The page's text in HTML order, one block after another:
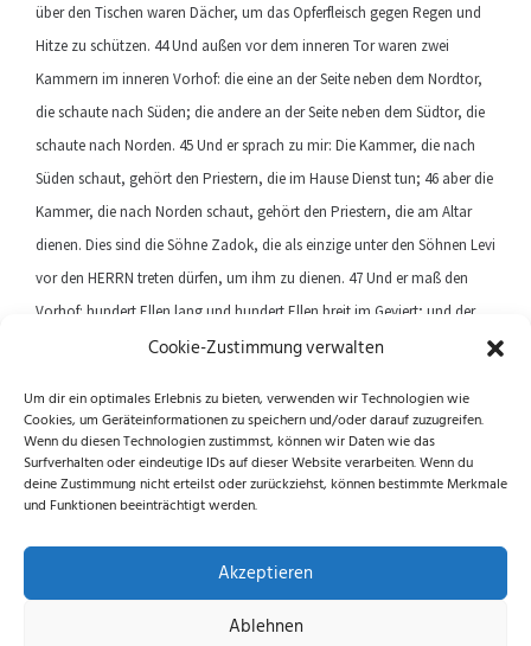
Cookie-Zustimmung verwalten
Um dir ein optimales Erlebnis zu bieten, verwenden wir Technologien wie
Cookies, um Geräteinformationen zu speichern und/oder darauf zuzugreifen.
Wenn du diesen Technologien zustimmst, können wir Daten wie das
Surfverhalten oder eindeutige IDs auf dieser Website verarbeiten. Wenn du
deine Zustimmung nicht erteilst oder zurückziehst, können bestimmte Merkmale
und Funktionen beeinträchtigt werden.
Akzeptieren
Ablehnen
über den Tischen waren Dächer, um das Opferfleisch gegen Regen und
Hitze zu schützen. 44 Und außen vor dem inneren Tor waren zwei
Kammern im inneren Vorhof: die eine an der Seite neben dem Nordtor,
die schaute nach Süden; die andere an der Seite neben dem Südtor, die
schaute nach Norden. 45 Und er sprach zu mir: Die Kammer, die nach
Süden schaut, gehört den Priestern, die im Hause Dienst tun; 46 aber die
Kammer, die nach Norden schaut, gehört den Priestern, die am Altar
dienen. Dies sind die Söhne Zadok, die als einzige unter den Söhnen Levi
vor den HERRN treten dürfen, um ihm zu dienen. 47 Und er maß den
Vorhof: hundert Ellen lang und hundert Ellen breit im Geviert; und der
Altar stand vor dem Tempel.
Next article
Previous article
Folge uns auf Instagram und Facebook!